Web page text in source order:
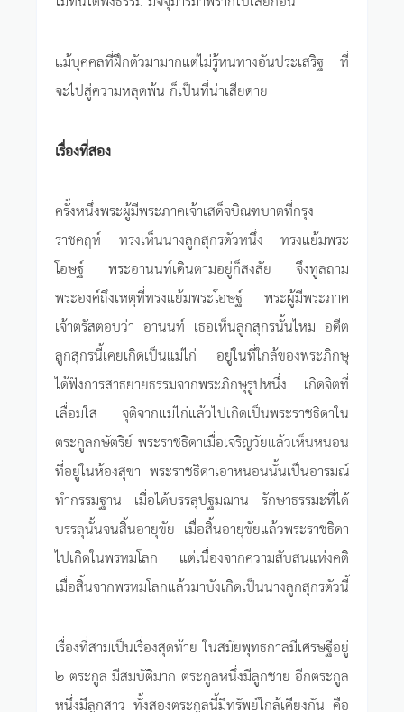
แม้บุคคลที่ฝึกตัวมามากแต่ไม่รู้หนทางอันประเสริฐ ที่
จะไปสู่ความหลุดพ้น ก็เป็นที่น่าเสียดาย
เรื่องที่สอง
ครั้งหนึ่งพระผู้มีพระภาคเจ้าเสด็จบิณฑบาตที่กรุง
ราชคฤห์ ทรงเห็นนางลูกสุกรตัวหนึ่ง ทรงแย้มพระ
โอษฐ์ พระอานนท์เดินตามอยู่ก็สงสัย จึงทูลถาม
พระองค์ถึงเหตุที่ทรงแย้มพระโอษฐ์ พระผู้มีพระภาค
เจ้าตรัสตอบว่า อานนท์ เธอเห็นลูกสุกรนั้นไหม อดีต
ลูกสุกรนี้เคยเกิดเป็นแม่ไก่ อยู่ในที่ใกล้ของพระภิกษุ
ได้ฟังการสาธยายธรรมจากพระภิกษุรูปหนึ่ง เกิดจิตที่
เลื่อมใส จุติจากแม่ไก่แล้วไปเกิดเป็นพระราชธิดาใน
ตระกูลกษัตริย์ พระราชธิดาเมื่อเจริญวัยแล้วเห็นหนอน
ที่อยู่ในห้องสุขา พระราชธิดาเอาหนอนนั้นเป็นอารมณ์
ทำกรรมฐาน เมื่อได้บรรลุปฐมฌาน รักษาธรรมะที่ได้
บรรลุนั้นจนสิ้นอายุขัย เมื่อสิ้นอายุขัยแล้วพระราชธิดา
ไปเกิดในพรหมโลก แต่เนื่องจากความสับสนแห่งคติ
เมื่อสิ้นจากพรหมโลกแล้วมาบังเกิดเป็นนางลูกสุกรตัวนี้
เรื่องที่สามเป็นเรื่องสุดท้าย ในสมัยพุทธกาลมีเศรษฐีอยู่
๒ ตระกูล มีสมบัติมาก ตระกูลหนึ่งมีลูกชาย อีกตระกูล
หนึ่งมีลูกสาว ทั้งสองตระกูลนี้มีทรัพย์ใกล้เคียงกัน คือ